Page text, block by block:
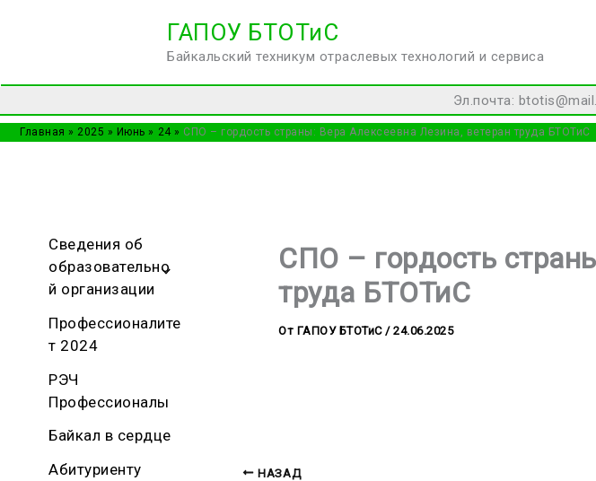
ГАПОУ БТОТиС
Байкальский техникум отраслевых технологий и сервиса
Эл.почта:
Главная 2025 Июнь 24 СПО – гордость страны: Вера Алексеевна Лезина, ветеран труда БТОТиС
Сведения об
образовательно
й организации
Профессионалите
т 2024
РЭЧ
Профессионалы
Байкал в сердце
Абитуриенту
СПО – гордость
труда БТОТиС
От ГАПОУ БТОТиС /24.06.2025
НАЗАД